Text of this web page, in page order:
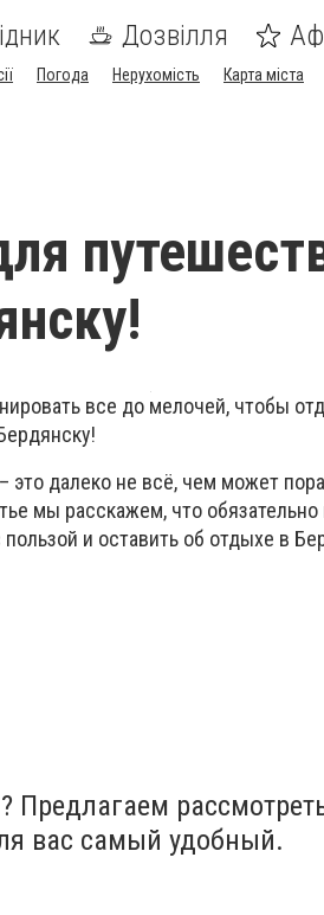
Дозвілля
Погода Нерухомість Карта міста
все до мелочей, чтобы
это далеко не всё, чем может
мы расскажем, что
и оставить об отдыхе в
Предлагаем
вас самый удобный.